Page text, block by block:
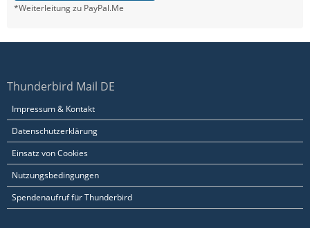
*Weiterleitung zu PayPal.Me
Thunderbird Mail DE
Impressum & Kontakt
Datenschutzerklärung
Einsatz von Cookies
Nutzungsbedingungen
Spendenaufruf für Thunderbird